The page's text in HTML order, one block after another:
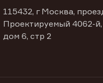
115432, г Москва,
Проектируемый 4062-й,
дом 6, стр 2